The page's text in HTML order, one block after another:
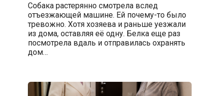
Собака растерянно смотрела вслед
отъезжающей машине. Ей почему-то было
тревожно. Хотя хозяева и раньше уезжали
из дома, оставляя её одну. Белка еще раз
посмотрела вдаль и отправилась охранять
дом…